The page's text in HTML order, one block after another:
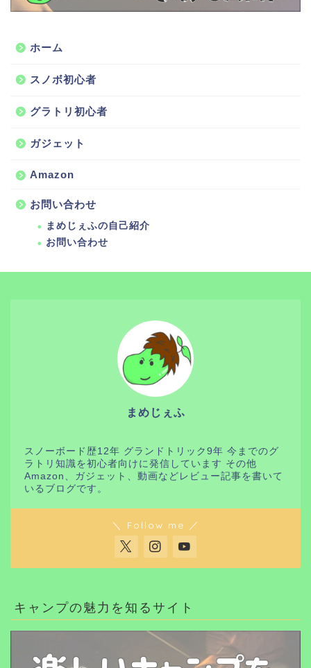
ホーム
スノボ初心者
グラトリ初心者
ガジェット
Amazon
お問い合わせ
まめじぇふの自己紹介
お問い合わせ
まめじぇふ
スノーボード歴12年 グランドトリック9年 今までのグ
ラトリ知識を初心者向けに発信しています その他
Amazon、ガジェット、動画などレビュー記事を書いて
いるブログです。
＼ Follow me ／
キャンプの魅力を知るサイト